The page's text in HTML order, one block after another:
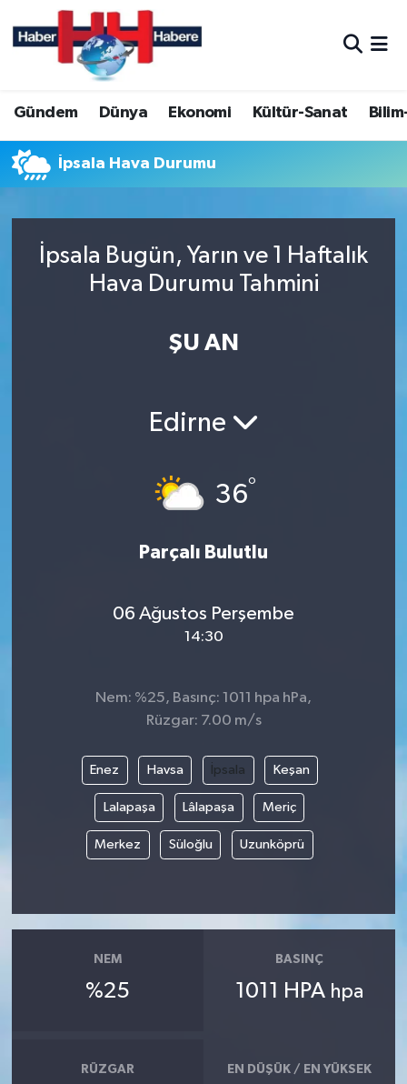
Gündem Dünya Ekonomi Kültür-Sanat
İpsala Hava Durumu
İpsala Bugün, Yarın ve 1 Haftalık
Hava Durumu Tahmini
ŞU AN
Edirne
36°
Parçalı Bulutlu
06 Ağustos Perşembe
14:30
Nem: %25, Basınç: 1011 hpa hPa,
Rüzgar: 7.00 m/s
Enez Havsa İpsala Keşan
Lalapaşa Lâlapaşa Meriç
Merkez Süloğlu Uzunköprü
NEM
%25
BASINÇ
1011 HPA hpa
RÜZGAR EN DÜŞÜK / EN YÜKSEK
Hava Durumu
Trafik Durumu
Süper Lig Puan Durumu ve Fikstür
Son Dakika Haberleri